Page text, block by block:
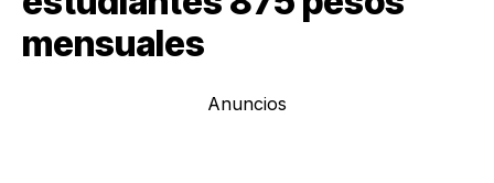
mensuales
Anuncios